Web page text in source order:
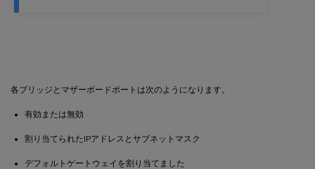
各ブリッジとマザーボードポートは次のようになります。
有効または無効
割り当てられたIPアドレスとサブネットマスク
デフォルトゲートウェイを割り当てました